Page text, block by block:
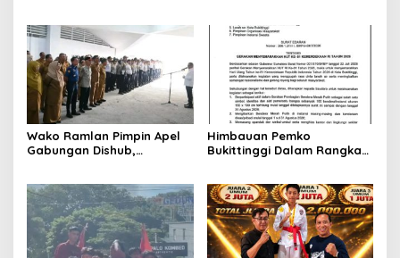
2026
Wako Ramlan Pimpin Apel
Gabungan Dishub,
Pelajar
Himbauan Pemko
Bukittinggi Dalam Rangka
Republik Indonesia